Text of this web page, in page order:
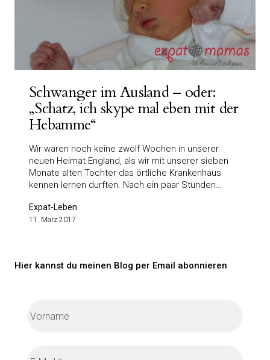
Schwanger im Ausland – oder:
„Schatz, ich skype mal eben mit der
Hebamme“
Wir waren noch keine zwölf Wochen in unserer
neuen Heimat England, als wir mit unserer sieben
Monate alten Tochter das örtliche Krankenhaus
kennen lernen durften. Nach ein paar Stunden…
Expat-Leben
11. März 2017
Hier kannst du meinen Blog per Email abonnieren